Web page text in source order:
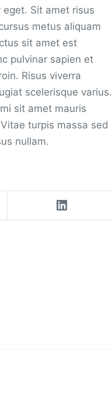
Sit amet risus
metus aliquam
sit amet est
pulvinar sapien et
Risus viverra
scelerisque varius.
sit amet mauris
turpis massa sed
nullam.